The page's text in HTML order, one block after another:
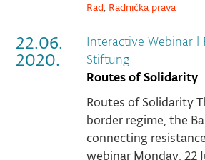
Rad, Radnička prava
22.06.
2020.
Interactive Webinar |
Stiftung
Routes of Solidarity
Routes of Solidarity
border regime, the
connecting
webinar Monday, 22